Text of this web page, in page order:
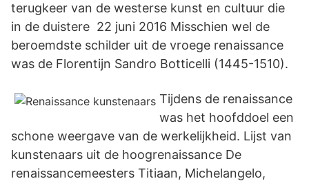
terugkeer van de westerse kunst en cultuur die
in de duistere 22 juni 2016 Misschien wel de
beroemdste schilder uit de vroege renaissance
was de Florentijn Sandro Botticelli (1445-1510).
Tijdens de renaissance
was het hoofddoel een
schone weergave van de werkelijkheid. Lijst van
kunstenaars uit de hoogrenaissance De
renaissancemeesters Titiaan, Michelangelo,